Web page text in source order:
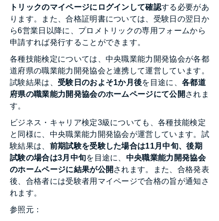
トリックのマイページにログインして確認する必要があ
ります。また、合格証明書については、受験日の翌日か
ら6営業日以降に、プロメトリックの専用フォームから
申請すれば発行することができます。
各種技能検定については、中央職業能力開発協会が各都
道府県の職業能力開発協会と連携して運営しています。
試験結果は、 受験日のおよそ1か月後を目途に、各都道
府県の職業能力開発協会のホームページにて公開 されま
す。
ビジネス・キャリア検定3級についても、各種技能検定
と同様に、中央職業能力開発協会が運営しています。試
験結果は、 前期試験を受験した場合は11月中旬、後期
試験の場合は3月中旬を目途に、 中央職業能力開発協会
のホームページに結果が公開 されます。また、合格発表
後、合格者には受験者用マイページで合格の旨が通知さ
れます。
参照元：